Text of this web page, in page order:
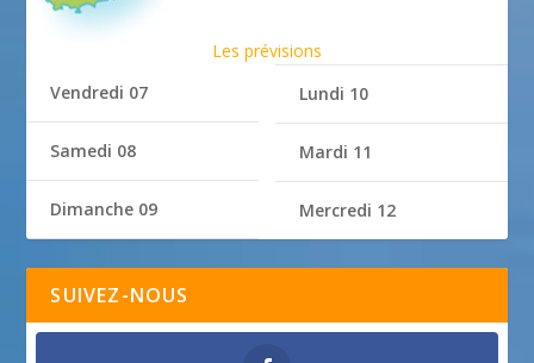
Les prévisions
Vendredi 07
Samedi 08
Dimanche 09
Lundi 10
Mardi 11
Mercredi 12
SUIVEZ-NOUS